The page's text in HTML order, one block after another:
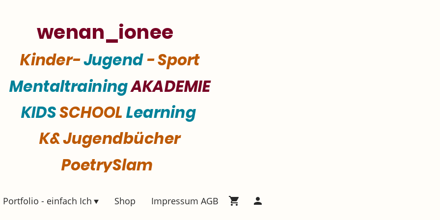
wenan_ionee
Kinder-Jugend- Sport
MentaltrainingAKADEMIE
KIDSSCHOOL Learning
K& Jugendbücher
PoetrySlam
Portfolio - einfach Ich Shop Impressum AGB